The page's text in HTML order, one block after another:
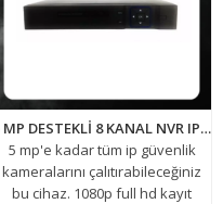
5 MP DESTEKLİ 8 KANAL NVR IP Kamera Kayıt Cihazı ARNA-4805
5 mp'e kadar tüm ip güvenlik
kameralarını çalıtırabileceğiniz
bu cihaz. 1080p full hd kayıt